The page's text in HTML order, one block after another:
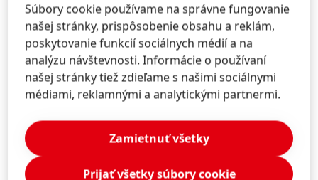
miliónov týždenných interakcií s klientmi a
influencermi, ako aj vďaka svojim 250 zamestnancom
v rámci všetkých značiek.
www.invinciblebrands.com
O spoločnosticapital D
capital D je správca fondu súkromného kapitálu
ďalšej generácie, ktorý sa zameriava na prevratné
stredné firmy po celej Európe. capital D investuje v
Súbory cookie používame na správne fungovanie
našej stránky, prispôsobenie obsahu a reklám,
poskytovanie funkcií sociálnych médií a na
analýzu návštevnosti. Informácie o používaní
našej stránky tiež zdieľame s našimi sociálnymi
médiami, reklamnými a analytickými partnermi.
Zamietnuť všetky
Prijať všetky súbory cookie